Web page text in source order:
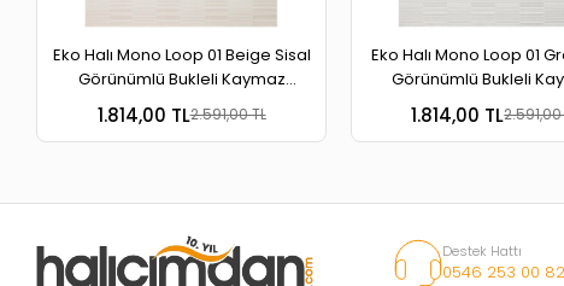
Eko Halı Mono Loop 01 Beige Sisal
Görünümlü Bukleli Kaymaz
Tabanlı Yıkanabilir Halı
1.814,00 TL2.591,00 TL
Eko Halı Mono Loop 01
Görünümlü Bukleli
Tabanlı Yıkanabilir
1.814,00 TL2.591,00
Destek Hattı
0546 253 00 82